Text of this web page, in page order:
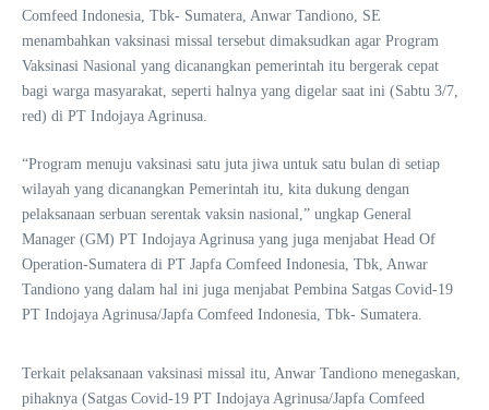
Comfeed Indonesia, Tbk- Sumatera, Anwar Tandiono, SE
menambahkan vaksinasi missal tersebut dimaksudkan agar Program
Vaksinasi Nasional yang dicanangkan pemerintah itu bergerak cepat
bagi warga masyarakat, seperti halnya yang digelar saat ini (Sabtu 3/7,
red) di PT Indojaya Agrinusa.
“Program menuju vaksinasi satu juta jiwa untuk satu bulan di setiap
wilayah yang dicanangkan Pemerintah itu, kita dukung dengan
pelaksanaan serbuan serentak vaksin nasional,” ungkap General
Manager (GM) PT Indojaya Agrinusa yang juga menjabat Head Of
Operation-Sumatera di PT Japfa Comfeed Indonesia, Tbk, Anwar
Tandiono yang dalam hal ini juga menjabat Pembina Satgas Covid-19
PT Indojaya Agrinusa/Japfa Comfeed Indonesia, Tbk- Sumatera.
Terkait pelaksanaan vaksinasi missal itu, Anwar Tandiono menegaskan,
pihaknya (Satgas Covid-19 PT Indojaya Agrinusa/Japfa Comfeed